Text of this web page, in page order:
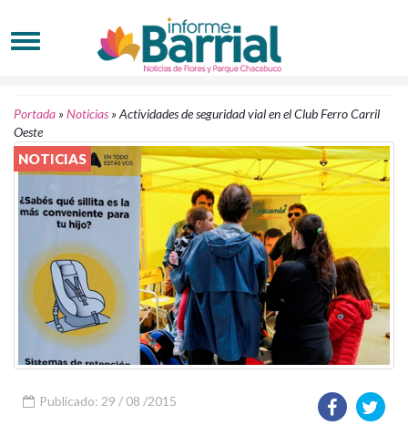
Portada »Noticias »Actividades de seguridad vial en el Club Ferro Carril
Oeste
NOTICIAS
Publicado: 29 / 08 /2015